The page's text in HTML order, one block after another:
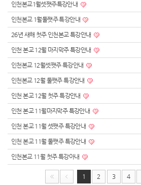
인천본교1월셋쨋주특강안내
인천본교 1월둘쨋주 특강안내
26년 새해 첫주 인천본교 특강안내
인천 본교 12월 마지막주 특강안내
인천본교 12월셋쨋주 특강안내
인천본교 12월 둘쨋주 특강안내
인천 본교 12월 첫주 특강안내
인천 본교 11월마지막주 특강안내
인천 본교 11월 셋쨋주 특강안내
인천 본교 11월 둘쨋주 특강안내
인천본교 11월 첫주 특강아내
1 2 3 4